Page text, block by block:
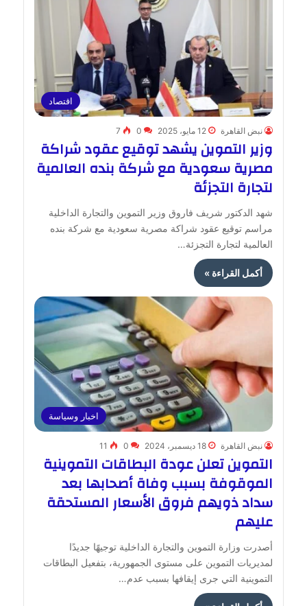
اقتصاد
نبض القاهرة 12 مايو، 2025 0
7
وزير التموين يشهد توقيع عقود شراكة
مصرية سعودية مع شركة بنده العالمية
لتجارة التجزئة
شهد الدكتور شريف فاروق وزير التموين والتجارة الداخلية
مراسم توقيع عقود شراكة مصرية سعودية مع شركة بنده
العالمية لتجارة التجزئة…
أكمل القراءة »
اخبار وسياسة
نبض القاهرة 18 ديسمبر، 2024 0
11
التموين تعلن عودة البطاقات التموينية
الموقوفة بسبب وفاة أصحابها بعد
سداد ذويهم فروق الأسعار المستحقة
عليهم
أصدرت وزارة التموين والتجارة الداخلية توجيهًا جديدًا
لمديريات التموين على مستوى الجمهورية، بتفعيل البطاقات
التموينية التي جرى إيقافها بسبب عدم…